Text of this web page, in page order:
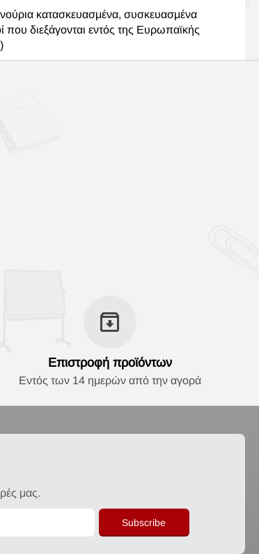
κατασκευασμένα, συσκευασμένα
που διεξάγονται εντός της Ευρωπαϊκής
Επιστροφή προϊόντων
Εντός των 14 ημερών από την αγορά
μας.
Subscribe